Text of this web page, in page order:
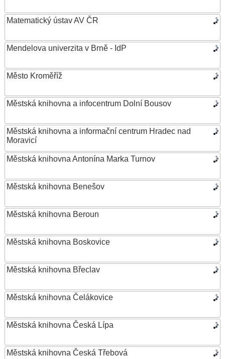
Matematický ústav AV ČR
Mendelova univerzita v Brně - IdP
Město Kroměříž
Městská knihovna a infocentrum Dolní Bousov
Městská knihovna a informační centrum Hradec nad
Moravicí
Městská knihovna Antonína Marka Turnov
Městská knihovna Benešov
Městská knihovna Beroun
Městská knihovna Boskovice
Městská knihovna Břeclav
Městská knihovna Čelákovice
Městská knihovna Česká Lípa
Městská knihovna Česká Třebová